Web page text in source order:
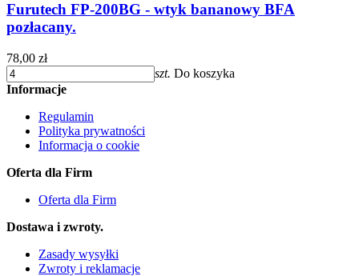
Furutech FP-200BG - wtyk bananowy BFA
pozłacany.
78,00 zł
szt. Do koszyka
Informacje
Regulamin
Polityka prywatności
Informacja o cookie
Oferta dla Firm
Oferta dla Firm
Dostawa i zwroty.
Zasady wysyłki
Zwroty i reklamacje